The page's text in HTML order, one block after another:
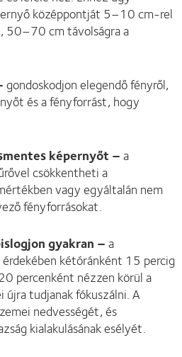
középpontját 5–10 cm-rel
50–70 cm távolságra a
gondoskodjon elegendő fényről,
és a fényforrást, hogy
képernyőt –a
csökkentheti a
vagy egyáltalán nem
fényforrásokat.
gyakran –a
kétóránként 15 percig
percenként nézzen körül a
újra tudjanak fókuszálni. A
nedvességét, és
kialakulásának esélyét.